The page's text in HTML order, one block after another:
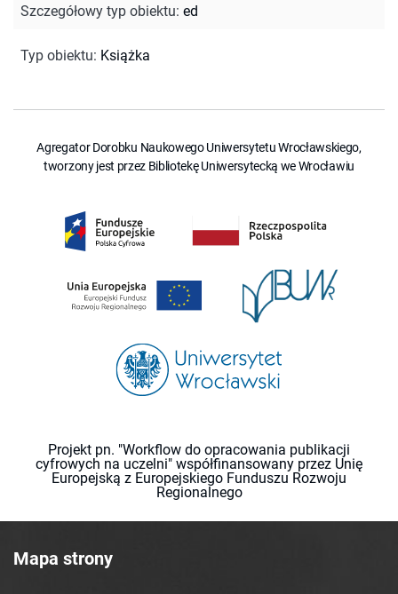
Szczegółowy typ obiektu: ed
Typ obiektu: Książka
Agregator Dorobku Naukowego Uniwersytetu Wrocławskiego,
tworzony jest przez Bibliotekę Uniwersytecką we Wrocławiu
Projekt pn. "Workflow do opracowania publikacji
cyfrowych na uczelni" współfinansowany przez Unię
Europejską z Europejskiego Funduszu Rozwoju
Regionalnego
Mapa strony